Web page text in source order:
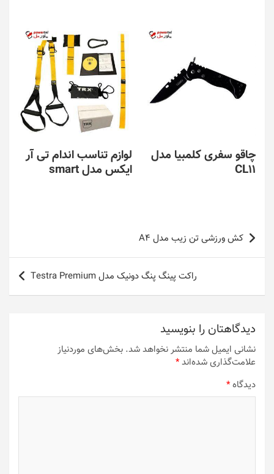
چاقو سفری کلمبیا مدل
CL11
لوازم تناسب اندام تی آر
ایکس مدل smart
راهبری
نوشته
کش ورزشی تن زیب مدل A4
راکت پینگ پنگ دونیک مدل Testra Premium
دیدگاهتان را بنویسید
نشانی ایمیل شما منتشر نخواهد شد. بخش‌های موردنیاز
علامت‌گذاری شده‌اند*
دیدگاه*